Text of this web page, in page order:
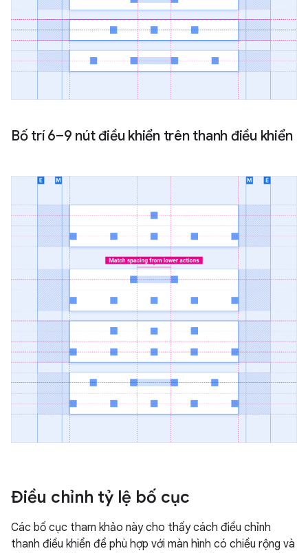
Bố trí 6–9 nút điều khiển trên thanh điều khiển
Điều chỉnh tỷ lệ bố cục
Các bố cục tham khảo này cho thấy cách điều chỉnh
thanh điều khiển để phù hợp với màn hình có chiều rộng và